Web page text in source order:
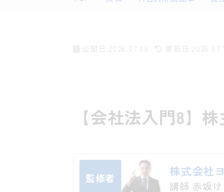
【会社法入門8】
監修者 株式会社
講師 赤坂け